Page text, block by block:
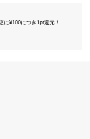
に¥100につき1pt還元！